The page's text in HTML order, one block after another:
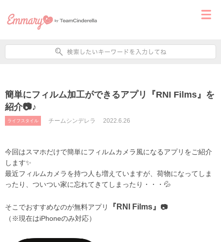
簡単にフィルム加工ができるアプリ『RNI Films』を
紹介📷♪
ライフスタイル チームシンデレラ 2022.6.26
今回はスマホだけで簡単にフィルムカメラ風になるアプリをご紹介
します✨
最近フィルムカメラを持つ人も増えていますが、荷物になってしま
ったり、ついつい家に忘れてきてしまったり・・・💦
そこでおすすめなのが無料アプリ 『RNI Films』 📷
（※現在はiPhoneのみ対応）